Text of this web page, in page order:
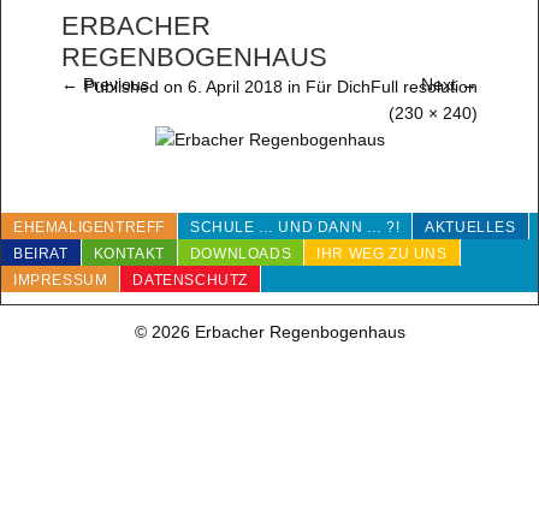
ERBACHER
REGENBOGENHAUS
Published on 6. April 2018 in Für DichFull resolution
(230 × 240)
← Previous Next→
EHEMALIGENTREFF SCHULE … UND DANN … ?!
AKTUELLES
BEIRAT
KONTAKT DOWNLOADS
IHR WEG ZU UNS
IMPRESSUM
DATENSCHUTZ
© 2026 Erbacher Regenbogenhaus